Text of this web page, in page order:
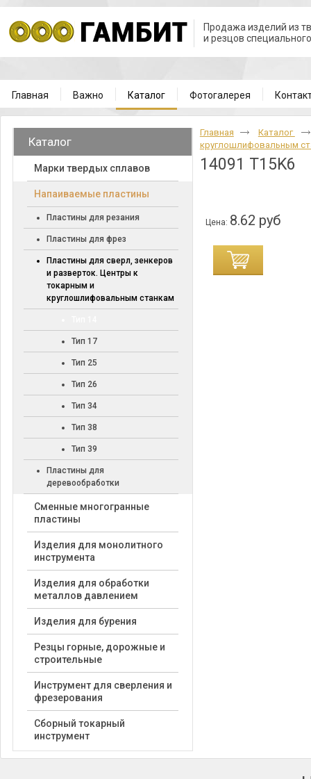
Продажа изделий из
и резцов
Главная Важно Каталог Фотогалерея
Каталог
Марки твердых сплавов
Напаиваемые пластины
Пластины для резания
Пластины для фрез
Пластины для сверл, зенкеров
и разверток. Центры к
токарным и
круглошлифовальным станкам
Тип 17
Тип 25
Тип 26
Тип 34
Тип 38
Тип 39
Пластины для
деревообработки
Cменные многогранные
пластины
Изделия для монолитного
инструмента
Изделия для обработки
металлов давлением
Изделия для бурения
Резцы горные, дорожные и
строительные
Инструмент для сверления и
фрезерования
Сборный токарный
инструмент
Главная
Каталог
круглошлифовальным
14091 T15K6
Цена: 8.62 руб